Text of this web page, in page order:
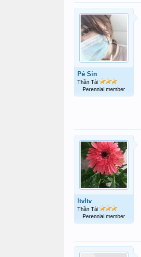
Pé Sin
Thần Tài
Perennial member
ltvltv
Thần Tài
Perennial member